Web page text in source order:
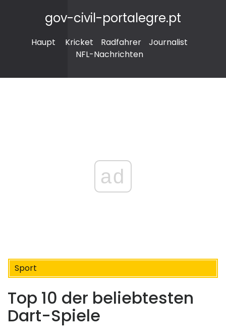
gov-civil-portalegre.pt
Haupt Kricket Radfahrer
Journalist
NFL-Nachrichten
ad
Sport
Top 10 der beliebtesten
Dart-Spiele